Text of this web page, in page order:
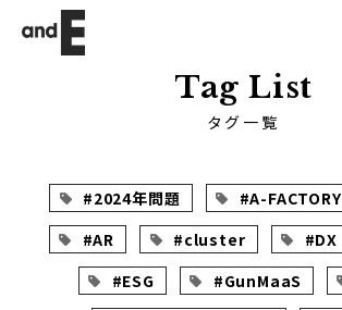
Tag List
タグ一覧
#2024年問題 #A-FACTORY
#AR
#cluster #DX
#ESG
#GunMaaS